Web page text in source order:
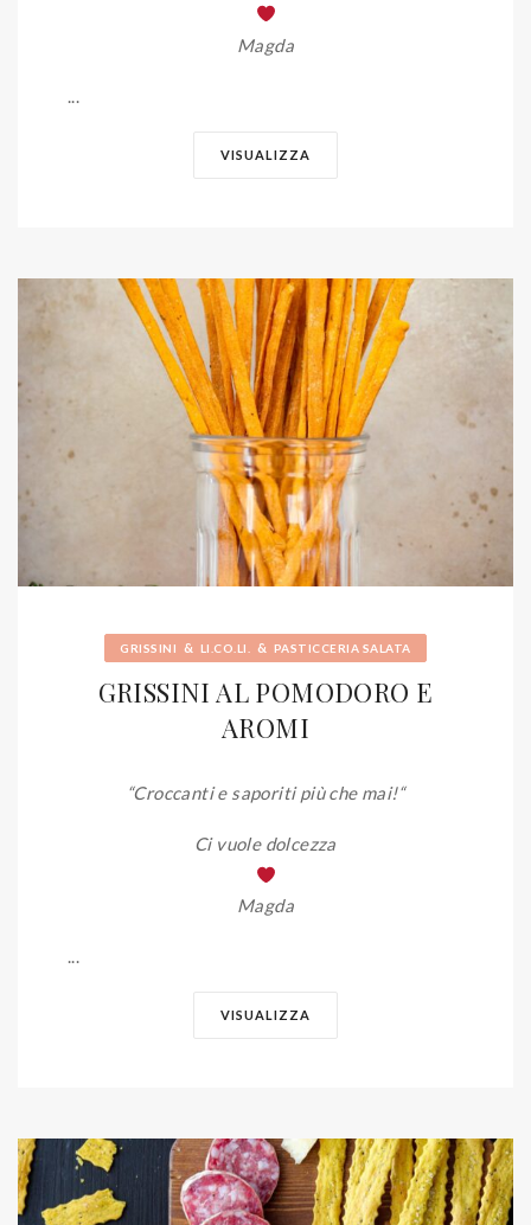
Magda
...
VISUALIZZA
GRISSINI & LI.CO.LI. & PASTICCERIA SALATA
GRISSINI AL POMODORO E
AROMI
“Croccanti e saporiti più che mai!“
Ci vuole dolcezza
Magda
...
VISUALIZZA